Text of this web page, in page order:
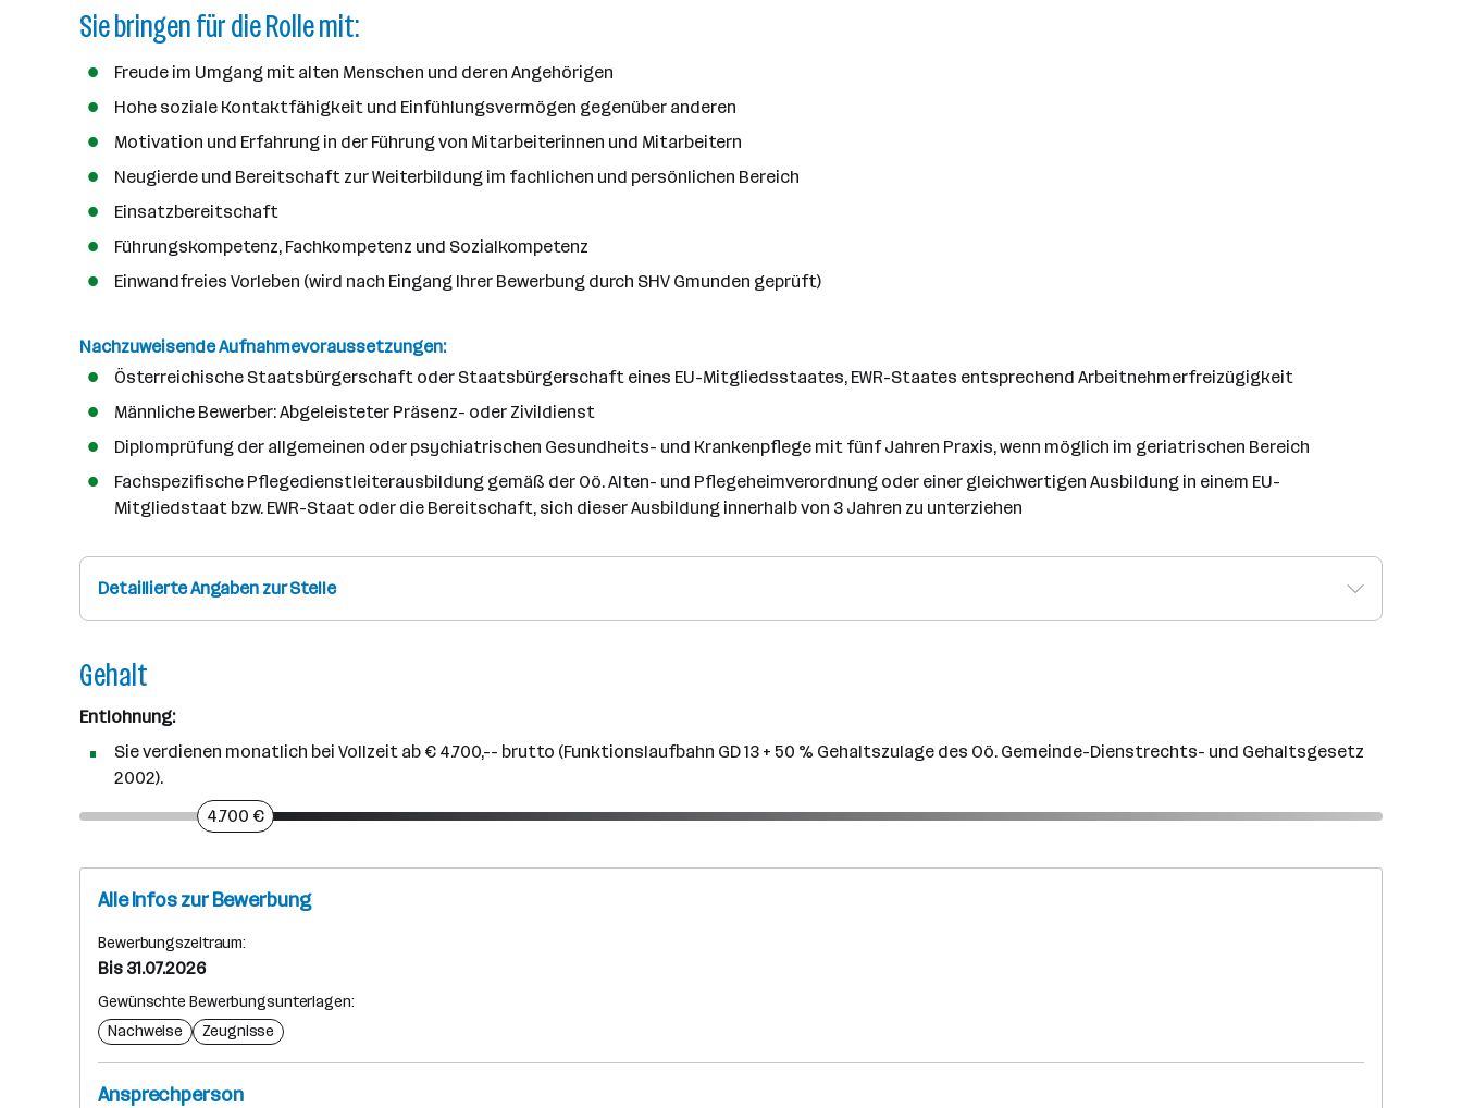
r
e
e
n
h
t
e
Sie bringen für die Rolle mit:
Freude im Umgang mit alten Menschen und deren Angehörigen
Hohe soziale Kontaktfähigkeit und Einfühlungsvermögen gegenüber anderen
Motivation und Erfahrung in der Führung von Mitarbeiterinnen und Mitarbeitern
Neugierde und Bereitschaft zur Weiterbildung im fachlichen und persönlichen Bereich
Einsatzbereitschaft
Führungskompetenz, Fachkompetenz und Sozialkompetenz
Einwandfreies Vorleben (wird nach Eingang Ihrer Bewerbung durch SHV Gmunden geprüft)
Nachzuweisende Aufnahmevoraussetzungen:
Österreichische Staatsbürgerschaft oder Staatsbürgerschaft eines EU-Mitgliedsstaates, EWR-Staates entsprechend Arbeitnehmerfreizügigkeit
Männliche Bewerber: Abgeleisteter Präsenz- oder Zivildienst
Diplomprüfung der allgemeinen oder psychiatrischen Gesundheits- und Krankenpflege mit fünf Jahren Praxis, wenn möglich im geriatrischen Bereich
Fachspezifische Pflegedienstleiterausbildung gemäß der Oö. Alten- und Pflegeheimverordnung oder einer gleichwertigen Ausbildung in einem EU-
Mitgliedstaat bzw. EWR-Staat oder die Bereitschaft, sich dieser Ausbildung innerhalb von 3 Jahren zu unterziehen
Detaillierte Angaben zur Stelle
Gehalt
Entlohnung:
Sie verdienen monatlich bei Vollzeit ab € 4.700,-- brutto (Funktionslaufbahn GD 13 + 50 % Gehaltszulage des Oö. Gemeinde-Dienstrechts- und Gehaltsgesetz
2002).
4.700 €
Alle Infos zur Bewerbung
Bewerbungszeitraum:
Bis 31.07.2026
Gewünschte Bewerbungsunterlagen:
Nachweise
Zeugnisse
Ansprechperson